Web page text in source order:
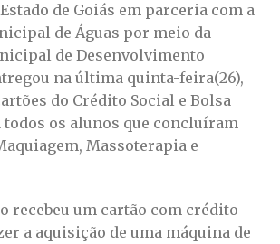
de Goiás em parceria com a
de Águas por meio da
de Desenvolvimento
na última quinta-feira(26),
do Crédito Social e Bolsa
todos os alunos que concluíram
Massoterapia e
recebeu um cartão com crédito
a aquisição de uma máquina de